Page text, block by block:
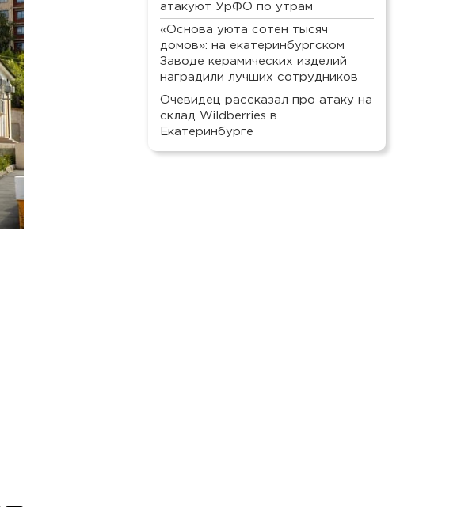
атакуют УрФО по утрам
«Основа уюта сотен тысяч
домов»: на екатеринбургском
Заводе керамических изделий
наградили лучших сотрудников
Очевидец рассказал про атаку на
склад Wildberries в
Екатеринбурге